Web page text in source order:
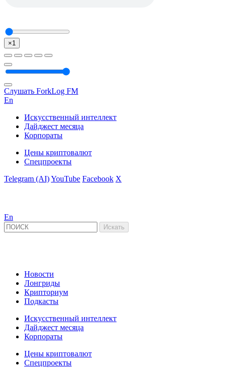
×1
Слушать ForkLog FM
En
Искусственный интеллект
Дайджест месяца
Корпораты
Цены криптовалют
Спецпроекты
Telegram (AI)YouTube Facebook X
En
Новости
Лонгриды
Крипториум
Подкасты
Искусственный интеллект
Дайджест месяца
Корпораты
Цены криптовалют
Спецпроекты